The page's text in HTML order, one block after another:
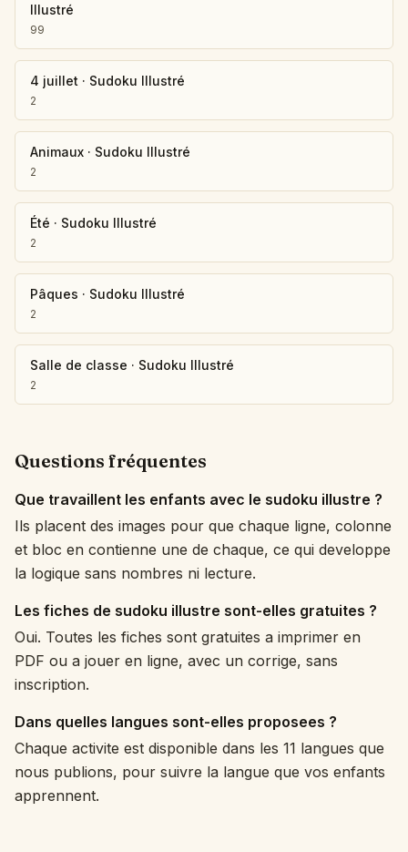
Illustré
99
4 juillet · Sudoku Illustré
2
Animaux · Sudoku Illustré
2
Été · Sudoku Illustré
2
Pâques · Sudoku Illustré
2
Salle de classe · Sudoku Illustré
2
Questions fréquentes
Que travaillent les enfants avec le sudoku illustre ?
Ils placent des images pour que chaque ligne, colonne
et bloc en contienne une de chaque, ce qui developpe
la logique sans nombres ni lecture.
Les fiches de sudoku illustre sont-elles gratuites ?
Oui. Toutes les fiches sont gratuites a imprimer en
PDF ou a jouer en ligne, avec un corrige, sans
inscription.
Dans quelles langues sont-elles proposees ?
Chaque activite est disponible dans les 11 langues que
nous publions, pour suivre la langue que vos enfants
apprennent.